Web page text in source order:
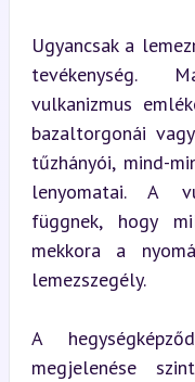
Ugyancsak a
tevékenység.
vulkanizmus
bazaltorgonái
tűzhányói, mind-
lenyomatai. A
függnek, hogy
mekkora a
lemezszegély.
A
megjelenése